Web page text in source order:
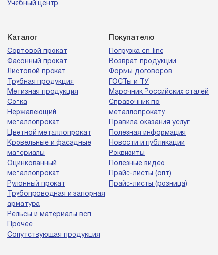
Учебный центр
Каталог
Сортовой прокат
Фасонный прокат
Листовой прокат
Трубная продукция
Метизная продукция
Сетка
Нержавеющий
металлопрокат
Цветной металлопрокат
Кровельные и фасадные
материалы
Оцинкованный
металлопрокат
Рулонный прокат
Трубопроводная и запорная
арматура
Рельсы и материалы всп
Прочее
Сопутствующая продукция
Покупателю
Погрузка on-line
Возврат продукции
Формы договоров
ГОСТы и ТУ
Марочник Российских сталей
Справочник по
металлопрокату
Правила оказания услуг
Полезная информация
Новости и публикации
Реквизиты
Полезные видео
Прайс-листы (опт)
Прайс-листы (розница)